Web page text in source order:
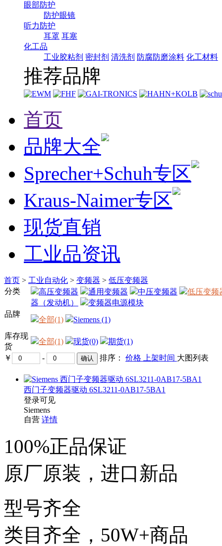
眼部防护
防护眼镜
听力防护
耳罩 耳塞
化工品
工业胶粘剂 密封剂 清洗剂 防腐防磨涂料 化工材料
推荐品牌
首页
品牌大全
Sprecher+Schuh专区
Kraus-Naimer专区
现货直销
工业品资讯
首页 > 工业自动化 > 变频器 > 低压变频器
分类
高压变频器 通用变频器 中压变频器
低压变频
器（发动机）
变频器电源模块
品牌
全部(1)
Siemens (1)
库存现
货
全部(1) 现货(0)
期货(1)
￥
- 排序： 价格 上架时间 大图列表
西门子变频器驱动 6SL3211-0AB17-5BA1
登录可见
Siemens
自营 详情
100%正品保证
原厂原装，进口新品
型号齐全
类目齐全，50W+商品